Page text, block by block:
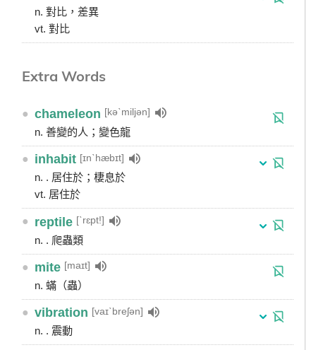
n. 對比，差異
vt. 對比
Extra Words
● chameleon [kəˋmiljən]
n. 善變的人；變色龍
● inhabit [ɪnˋhæbɪt]
n. . 居住於；棲息於
vt. 居住於
● reptile [ˋrɛpt!]
n. . 爬蟲類
● mite [maɪt]
n. 蟎（蟲）
● vibration [vaɪˋbreʃən]
n. . 震動